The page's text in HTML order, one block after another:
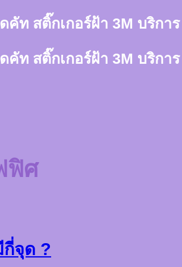
ท สติ๊กเกอร์ฝ้า 3M บริกา
ท สติ๊กเกอร์ฝ้า 3M บริกา
ฟิศ
จุด ?